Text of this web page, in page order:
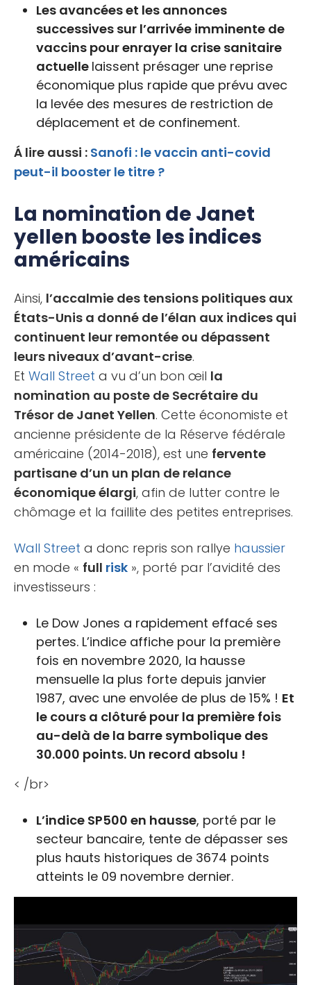
Les avancées et les annonces
successives sur l’arrivée imminente de
vaccins pour enrayer la crise sanitaire
actuelle laissent présager une reprise
économique plus rapide que prévu avec
la levée des mesures de restriction de
déplacement et de confinement.
Á lire aussi : Sanofi : le vaccin anti-covid
peut-il booster le titre ?
La nomination de Janet
yellen booste les indices
américains
Ainsi, l’accalmie des tensions politiques aux
États-Unis a donné de l’élan aux indices qui
continuent leur remontée ou dépassent
leurs niveaux d’avant-crise.
Et Wall Street a vu d’un bon œil la
nomination au poste de Secrétaire du
Trésor de Janet Yellen. Cette économiste et
ancienne présidente de la Réserve fédérale
américaine (2014-2018), est une fervente
partisane d’un un plan de relance
économique élargi, afin de lutter contre le
chômage et la faillite des petites entreprises.
Wall Street a donc repris son rallye haussier
en mode « full risk », porté par l’avidité des
investisseurs :
Le Dow Jones a rapidement effacé ses
pertes. L’indice affiche pour la première
fois en novembre 2020, la hausse
mensuelle la plus forte depuis janvier
1987, avec une envolée de plus de 15% ! Et
le cours a clôturé pour la première fois
au-delà de la barre symbolique des
30.000 points. Un record absolu !
< /br>
L’indice SP500 en hausse, porté par le
secteur bancaire, tente de dépasser ses
plus hauts historiques de 3674 points
atteints le 09 novembre dernier.